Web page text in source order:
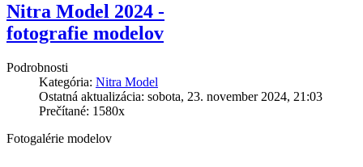
Nitra Model 2024 -
fotografie modelov
Podrobnosti
Kategória: Nitra Model
Ostatná aktualizácia: sobota, 23. november 2024, 21:03
Prečítané: 1580x
Fotogalérie modelov